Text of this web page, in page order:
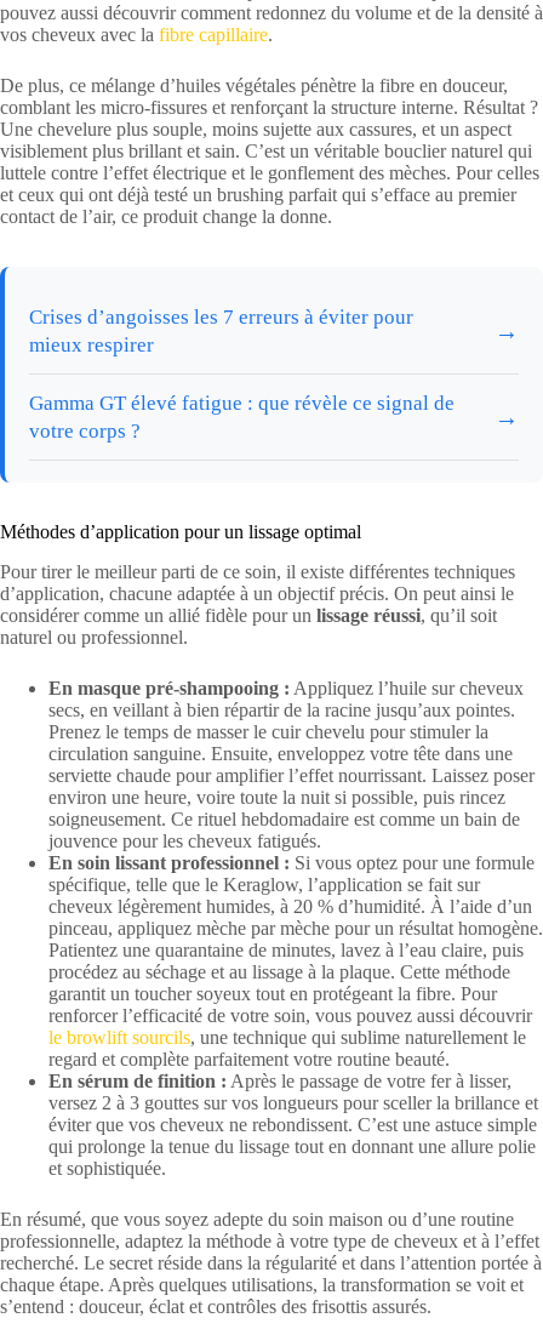
pouvez aussi découvrir comment redonnez du volume et de la densité à
vos cheveux avec la fibre capillaire.
De plus, ce mélange d’huiles végétales pénètre la fibre en douceur,
comblant les micro-fissures et renforçant la structure interne. Résultat ?
Une chevelure plus souple, moins sujette aux cassures, et un aspect
visiblement plus brillant et sain. C’est un véritable bouclier naturel qui
luttele contre l’effet électrique et le gonflement des mèches. Pour celles
et ceux qui ont déjà testé un brushing parfait qui s’efface au premier
contact de l’air, ce produit change la donne.
Crises d’angoisses les 7 erreurs à éviter pour
mieux respirer
→
Gamma GT élevé fatigue : que révèle ce signal de
votre corps ?
→
Méthodes d’application pour un lissage optimal
Pour tirer le meilleur parti de ce soin, il existe différentes techniques
d’application, chacune adaptée à un objectif précis. On peut ainsi le
considérer comme un allié fidèle pour un lissage réussi, qu’il soit
naturel ou professionnel.
En masque pré-shampooing : Appliquez l’huile sur cheveux
secs, en veillant à bien répartir de la racine jusqu’aux pointes.
Prenez le temps de masser le cuir chevelu pour stimuler la
circulation sanguine. Ensuite, enveloppez votre tête dans une
serviette chaude pour amplifier l’effet nourrissant. Laissez poser
environ une heure, voire toute la nuit si possible, puis rincez
soigneusement. Ce rituel hebdomadaire est comme un bain de
jouvence pour les cheveux fatigués.
En soin lissant professionnel : Si vous optez pour une formule
spécifique, telle que le Keraglow, l’application se fait sur
cheveux légèrement humides, à 20 % d’humidité. À l’aide d’un
pinceau, appliquez mèche par mèche pour un résultat homogène.
Patientez une quarantaine de minutes, lavez à l’eau claire, puis
procédez au séchage et au lissage à la plaque. Cette méthode
garantit un toucher soyeux tout en protégeant la fibre. Pour
renforcer l’efficacité de votre soin, vous pouvez aussi découvrir
le browlift sourcils, une technique qui sublime naturellement le
regard et complète parfaitement votre routine beauté.
En sérum de finition : Après le passage de votre fer à lisser,
versez 2 à 3 gouttes sur vos longueurs pour sceller la brillance et
éviter que vos cheveux ne rebondissent. C’est une astuce simple
qui prolonge la tenue du lissage tout en donnant une allure polie
et sophistiquée.
En résumé, que vous soyez adepte du soin maison ou d’une routine
professionnelle, adaptez la méthode à votre type de cheveux et à l’effet
recherché. Le secret réside dans la régularité et dans l’attention portée à
chaque étape. Après quelques utilisations, la transformation se voit et
s’entend : douceur, éclat et contrôles des frisottis assurés.